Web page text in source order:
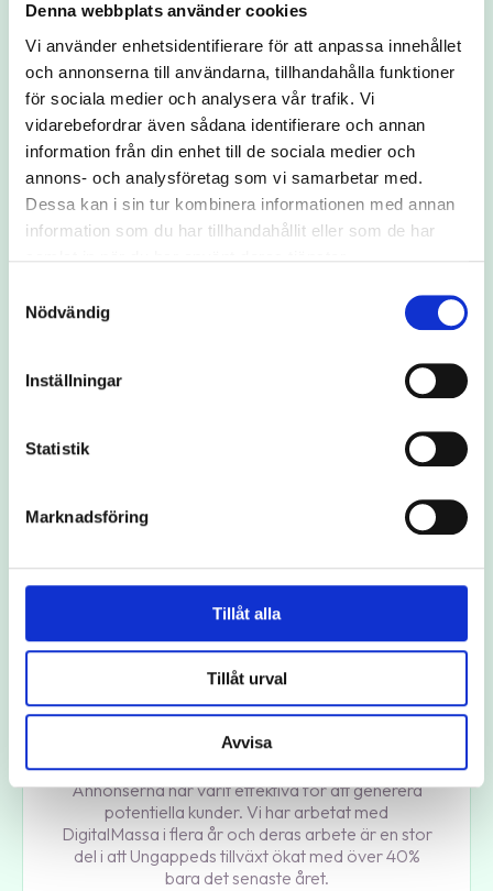
Denna webbplats använder cookies
Vi använder enhetsidentifierare för att anpassa innehållet
och annonserna till användarna, tillhandahålla funktioner
för sociala medier och analysera vår trafik. Vi
vidarebefordrar även sådana identifierare och annan
information från din enhet till de sociala medier och
annons- och analysföretag som vi samarbetar med.
Dessa kan i sin tur kombinera informationen med annan
information som du har tillhandahållit eller som de har
Nödvändig
Inställningar
Statistik
Marknadsföring
Tillåt alla
Tillåt urval
Avvisa
Nya användare
-6%
Kostnad per ny användare
+31%
Therese Tullgren
Head of Marketing på Ungapped
Annonserna har varit effektiva för att generera
potentiella kunder. Vi har arbetat med
DigitalMassa i flera år och deras arbete är en stor
del i att Ungappeds tillväxt ökat med över 40%
bara det senaste året.